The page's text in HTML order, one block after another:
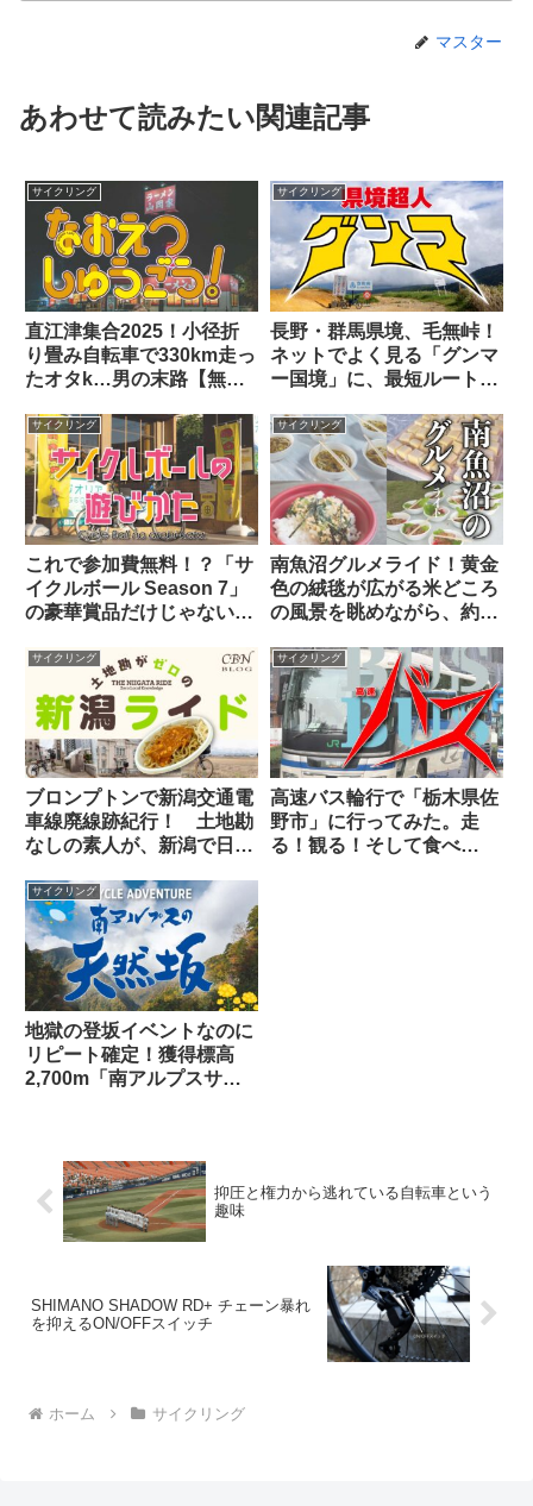
マスター
あわせて読みたい関連記事
サイクリング
直江津集合2025！小径折
り畳み自転車で330km走っ
たオタk…男の末路【無
サイクリング
長野・群馬県境、毛無峠！
ネットでよく見る「グンマ
ー国境」に、最短ルートで
サイクリング
これで参加費無料！？「サ
イクルボール Season 7」
の豪華賞品だけじゃない5
ステージの攻略メモ
サイクリング
南魚沼グルメライド！黄金
色の絨毯が広がる米どころ
の風景を眺めながら、約
コースを「完食」せよ！
サイクリング
ブロンプトンで新潟交通電
車線廃線跡紀行！ 土地勘
なしの素人が、新潟で日帰
ら…。
サイクリング
高速バス輪行で「栃木県佐
野市」に行ってみた。走
る！観る！そして食べ
サイクリング
地獄の登坂イベントなのに
リピート確定！獲得標高
2,700m「南アルプスサイ
抑圧と権力から逃れている自転車という
趣味
SHIMANO SHADOW RD+ チェーン暴れ
を抑えるON/OFFスイッチ
ホーム サイクリング